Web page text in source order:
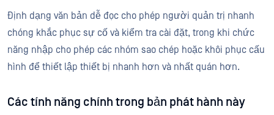
Định dạng văn bản dễ đọc cho phép người quản trị nhanh
chóng khắc phục sự cố và kiểm tra cài đặt, trong khi chức
năng nhập cho phép các nhóm sao chép hoặc khôi phục cấu
hình để thiết lập thiết bị nhanh hơn và nhất quán hơn.
Các tính năng chính trong bản phát hành này